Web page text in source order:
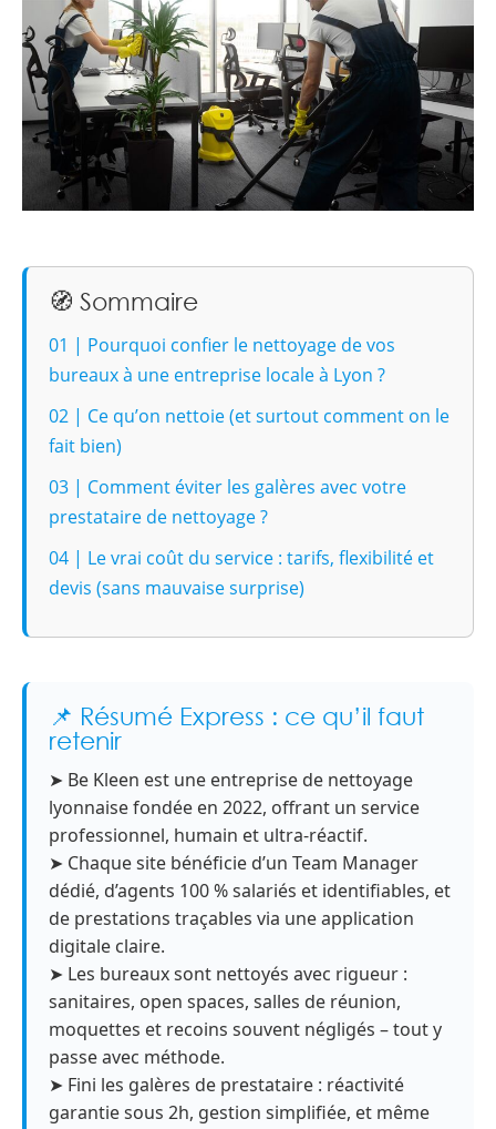
🧭 Sommaire
01 | Pourquoi confier le nettoyage de vos
bureaux à une entreprise locale à Lyon ?
02 | Ce qu’on nettoie (et surtout comment on le
fait bien)
03 | Comment éviter les galères avec votre
prestataire de nettoyage ?
04 | Le vrai coût du service : tarifs, flexibilité et
devis (sans mauvaise surprise)
📌 Résumé Express : ce qu’il faut
retenir
➤ Be Kleen est une entreprise de nettoyage
lyonnaise fondée en 2022, offrant un service
professionnel, humain et ultra-réactif.
➤ Chaque site bénéficie d’un Team Manager
dédié, d’agents 100 % salariés et identifiables, et
de prestations traçables via une application
digitale claire.
➤ Les bureaux sont nettoyés avec rigueur :
sanitaires, open spaces, salles de réunion,
moquettes et recoins souvent négligés – tout y
passe avec méthode.
➤ Fini les galères de prestataire : réactivité
garantie sous 2h, gestion simplifiée, et même